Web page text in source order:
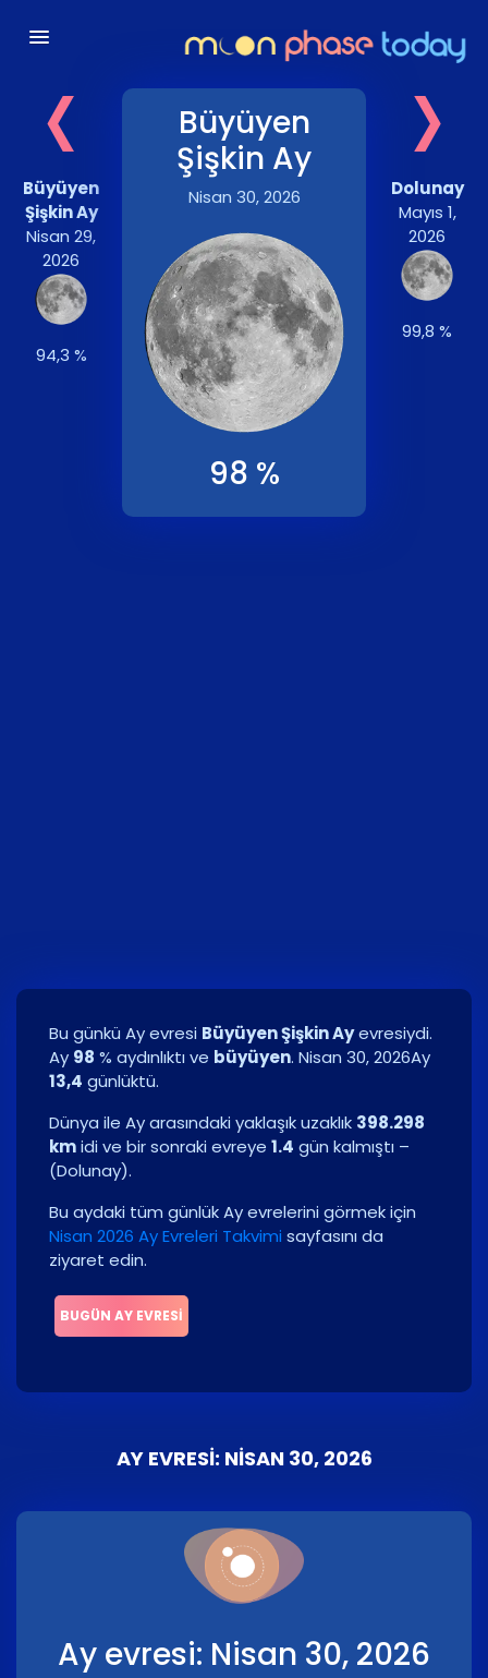
‹
Büyüyen
Şişkin Ay
Nisan 29,
2026
94,3 %
Büyüyen
Şişkin Ay
Nisan 30, 2026
98 %
›
Dolunay
Mayıs 1,
2026
99,8 %
Bu günkü Ay evresi Büyüyen Şişkin Ayevresiydi.
Ay 98 % aydınlıktı ve büyüyen. Nisan 30, 2026Ay
13,4 günlüktü.
Dünya ile Ay arasındaki yaklaşık uzaklık 398.298
kmidi ve bir sonraki evreye 1.4 gün kalmıştı –
(Dolunay).
Bu aydaki tüm günlük Ay evrelerini görmek için
Nisan 2026 Ay Evreleri Takvimi sayfasını da
ziyaret edin.
BUGÜN AY EVRESI
AY EVRESI: NISAN 30, 2026
Ay evresi: Nisan 30, 2026